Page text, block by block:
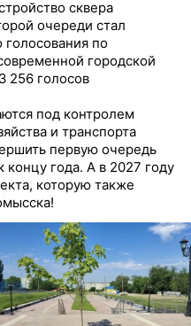
сквера
очереди стал
по
городской
256 голосов
под контролем
и транспорта
первую очередь
концу года. А в 2027 году
которую также